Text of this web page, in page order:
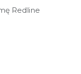
Redline